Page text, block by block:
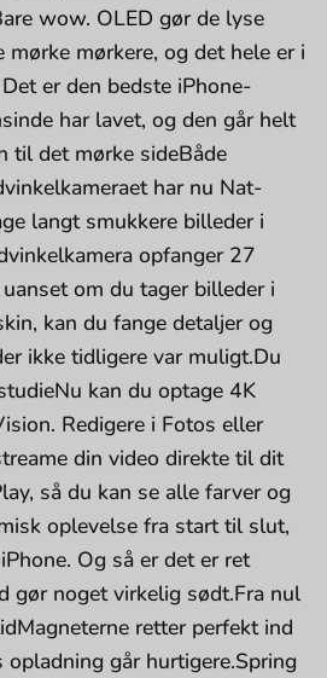
wow. OLED gør de lyse
mørke mørkere, og det hele er i
er den bedste iPhone-
har lavet, og den går helt
til det mørke sideBåde
har nu Nat-
langt smukkere billeder i
opfanger 27
om du tager billeder i
kan du fange detaljer og
ikke tidligere var muligt.Du
kan du optage 4K
Redigere i Fotos eller
din video direkte til dit
så du kan se alle farver og
oplevelse fra start til slut,
Og så er det er ret
gør noget virkelig sødt.Fra nul
retter perfekt ind
opladning går hurtigere.Spring